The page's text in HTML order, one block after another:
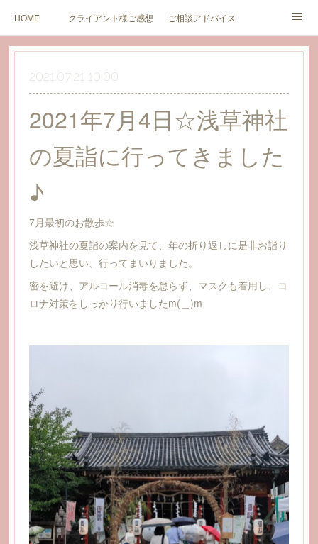
HOME クライアント様ご感想 ご相談アドバイス
セミナーのご案内とご感想ブログ 価格（新規受付中止中）
2021.07.21 10:00
2021年7月4日☆浅草神社
の夏詣に行ってきました
♪
7月最初のお散歩☆
浅草神社の夏詣の案内を見て、年の折り返しに是非お詣り
したいと思い、行ってまいりました。
密を避け、アルコール消毒を怠らず、マスクも着用し、コ
ロナ対策をしっかり行いましたm(＿)m